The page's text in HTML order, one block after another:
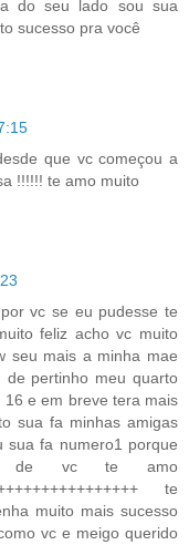
do seu lado sou sua
sucesso pra você
que vc começou a
!!!!!! te amo muito
vc se eu pudesse te
feliz acho vc muito
seu mais a minha mae
pertinho meu quarto
e em breve tera mais
sua fa minhas amigas
sua fa numero1 porque
de vc te amo
te
muito mais sucesso
vc e meigo querido